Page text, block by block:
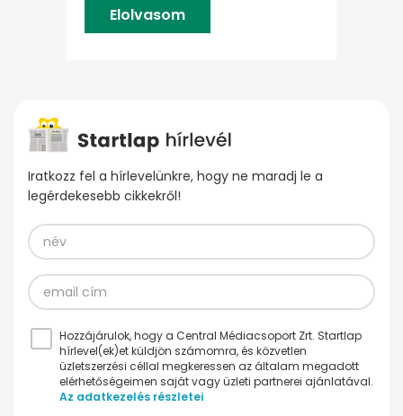
Elolvasom
Iratkozz fel a hírlevelünkre, hogy ne maradj le a
legérdekesebb cikkekről!
Hozzájárulok, hogy a Central Médiacsoport Zrt. Startlap
hírlevel(ek)et küldjön számomra, és közvetlen
üzletszerzési céllal megkeressen az általam megadott
elérhetőségeimen saját vagy üzleti partnerei ajánlatával.
Az adatkezelés részletei